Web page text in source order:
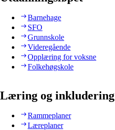
Barnehage
SFO
Grunnskole
Videregående
Opplæring for voksne
Folkehøgskole
Læring og inkludering
Rammeplaner
Læreplaner